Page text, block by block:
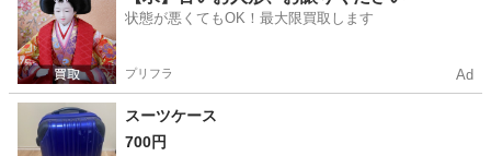
状態が悪くてもOK！最大限買取します
プリフラ Ad
スーツケース
700円